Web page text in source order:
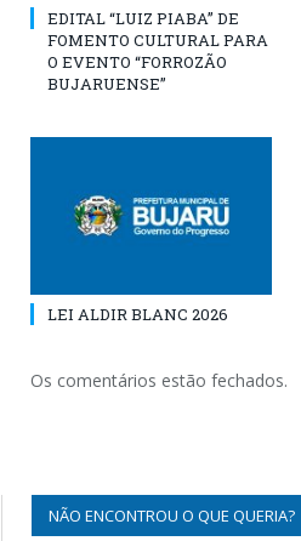
EDITAL “LUIZ PIABA” DE
FOMENTO CULTURAL PARA
O EVENTO “FORROZÃO
BUJARUENSE”
LEI ALDIR BLANC 2026
Os comentários estão fechados.
NÃO ENCONTROU O QUE QUERIA?